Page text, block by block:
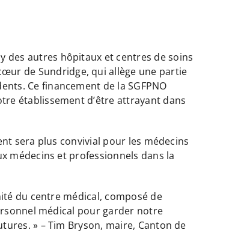
des autres hôpitaux et centres de soins
de Sundridge, qui allège une partie
Ce financement de la SGFPNO
établissement d’être attrayant dans
sera plus convivial pour les médecins
médecins et professionnels dans la
du centre médical, composé de
médical pour garder notre
» – Tim Bryson, maire, Canton de